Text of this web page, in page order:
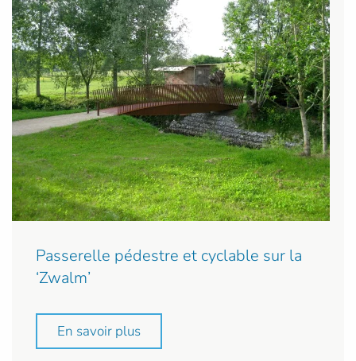
Passerelle pédestre et cyclable sur la
‘Zwalm’
En savoir plus